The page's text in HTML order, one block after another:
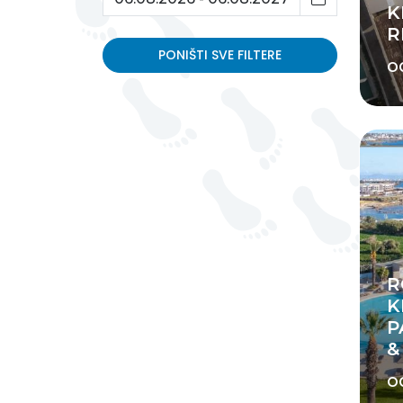
PONIŠTI SVE FILTERE